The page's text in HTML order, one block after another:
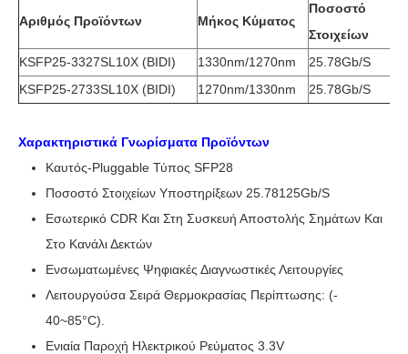
Αριθμός Προϊόντων Μήκος Κύματος
Ποσοστό
Στοιχείων
KSFP25-3327SL10X (BIDI) 1330nm/1270nm 25.78Gb/s
KSFP25-2733SL10X (BIDI)
1270nm/1330nm 25.78Gb/s
Χαρακτηριστικά Γνωρίσματα Προϊόντων
Καυτός-Pluggable Τύπος SFP28
Ποσοστό Στοιχείων Υποστηρίξεων 25.78125Gb/s
Εσωτερικό CDR Και Στη Συσκευή Αποστολής Σημάτων Και
Στο Κανάλι Δεκτών
Ενσωματωμένες Ψηφιακές Διαγνωστικές Λειτουργίες
Λειτουργούσα Σειρά Θερμοκρασίας Περίπτωσης: (-
40~85°C).
Ενιαία Παροχή Ηλεκτρικού Ρεύματος 3.3V